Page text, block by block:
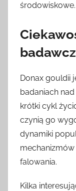
środowiskowe.
Donax gouldii
badaniach
krótki cykl
czynią go
dynamiki
falowania.
Kilka